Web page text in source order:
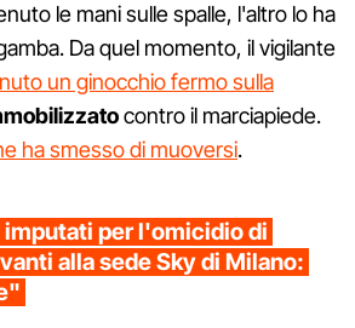
le mani sulle spalle, l'altro lo ha
Da quel momento, il vigilante
un ginocchio fermo sulla
contro il marciapiede.
ha smesso di muoversi.
per l'omicidio di
alla sede Sky di Milano: